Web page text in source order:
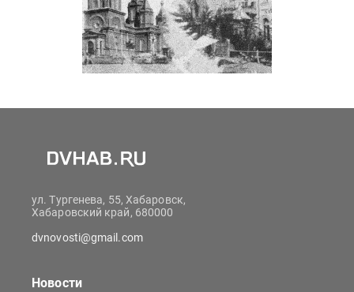
ул. Тургенева, 55, Хабаровск,
Хабаровский край, 680000
dvnovosti@gmail.com
Новости